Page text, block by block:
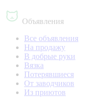
Объявления
Все объявления
На продажу
В добрые руки
Вязка
Потерявшиеся
От заводчиков
Из приютов